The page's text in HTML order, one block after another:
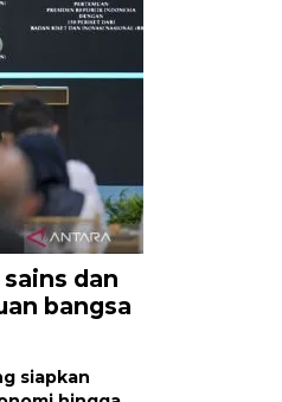
dan
bangsa
siapkan